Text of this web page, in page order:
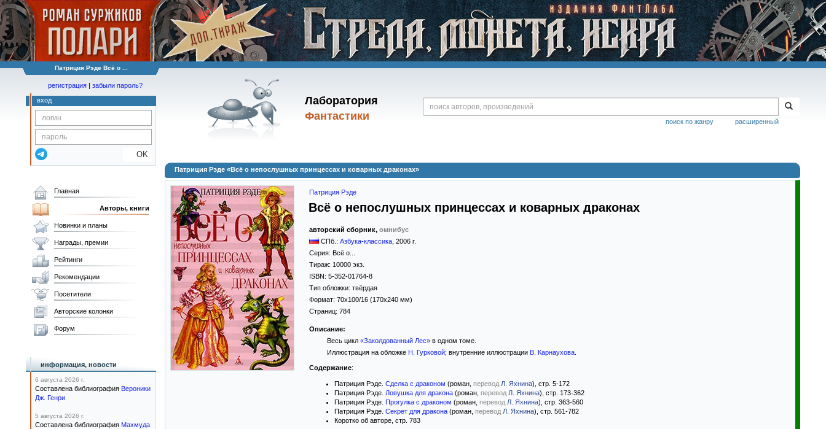
Патриция Рэде Всё о ...
Лаборатория
Фантастики
расширенный
поиск по жанру
регистрация | забыли пароль?
вход
OK
Патриция Рэде «Всё о непослушных принцессах и коварных драконах»
Патриция Рэде
Всё о непослушных принцессах и коварных драконах
авторский сборник, омнибус
СПб.: Азбука-классика 2006 г.
Серия: Всё о...
Тираж: 10000 экз.
ISBN: 5-352-01764-8
Тип обложки: твёрдая
Формат: 70x100/16 (170x240 мм)
Страниц: 784
Описание:
Весь цикл «Заколдованный Лес»в одном томе.
Иллюстрация на обложке Н. Гурковой; внутренние иллюстрации В. Карнаухова.
Содержание:
Патриция Рэде. Сделка с драконом (роман, перевод Л. Яхнина), стр. 5-172
Патриция Рэде. Ловушка для дракона (роман, перевод Л. Яхнина), стр. 173-362
Патриция Рэде. Прогулка с драконом (роман, перевод Л. Яхнина), стр. 363-560
Патриция Рэде. Секрет для дракона (роман, перевод Л. Яхнина), стр. 561-782
Коротко об авторе, стр. 783
Главная
Авторы, книги
Новинки и планы
Награды, премии
Рейтинги
Рекомендации
Посетители
Авторские колонки
Форум
информация, новости
6 августа 2026 г.
Составлена библиография Вероники
Дж. Генри
5 августа 2026 г.
Составлена библиография Махмуда